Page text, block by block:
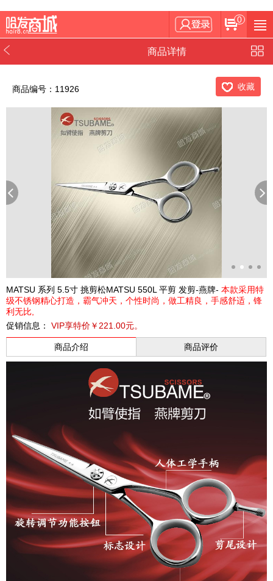
0
商品详情
商品编号：11926 收藏
MATSU 系列 5.5寸 挑剪松MATSU 550L 平剪 发剪-燕牌- 本款采用特
级不锈钢精心打造，霸气冲天，个性时尚，做工精良，手感舒适，锋
利无比,
促销信息：
VIP享特价￥221.00元。
商品介绍 商品评价